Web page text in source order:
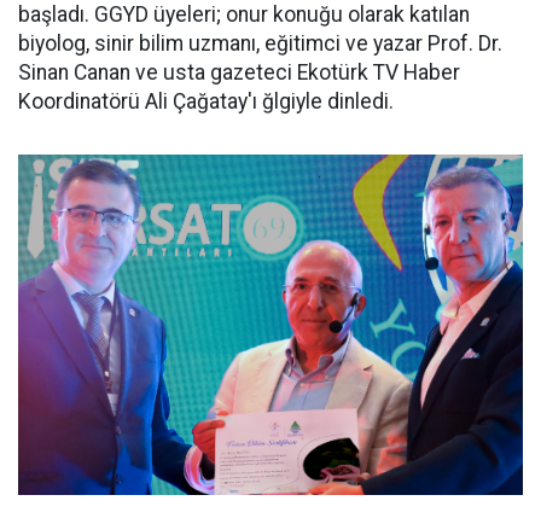
başladı. GGYD üyeleri; onur konuğu olarak katılan
biyolog, sinir bilim uzmanı, eğitimci ve yazar Prof. Dr.
Sinan Canan ve usta gazeteci Ekotürk TV Haber
Koordinatörü Ali Çağatay'ı ğlgiyle dinledi.